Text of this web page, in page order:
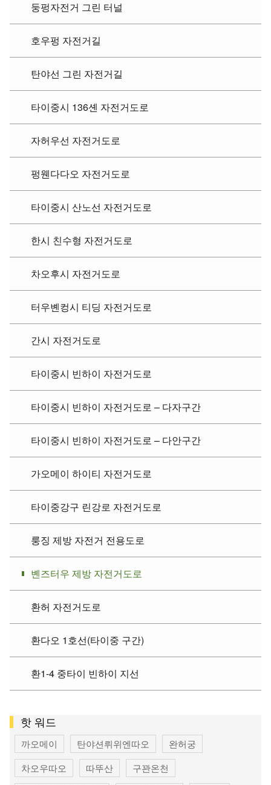
둥펑자전거 그린 터널
호우펑 자전거길
탄야선 그린 자전거길
타이중시 136셴 자전거도로
자허우선 자전거도로
펑웬다다오 자전거도로
타이중시 산노선 자전거도로
한시 친수형 자전거도로
차오후시 자전거도로
터우볜컹시 티딩 자전거도로
간시 자전거도로
타이중시 빈하이 자전거도로
타이중시 빈하이 자전거도로 – 다자구간
타이중시 빈하이 자전거도로 – 다안구간
가오메이 하이티 자전거도로
타이중강구 린강로 자전거도로
룽징 제방 자전거 전용도로
볜즈터우 제방 자전거도로
환허 자전거도로
환다오 1호선(타이중 구간)
환1-4 중타이 빈하이 지선
핫 워드
까오메이 탄야션뤼위엔따오
완허궁
차오우따오
따뚜산
구꽌온천